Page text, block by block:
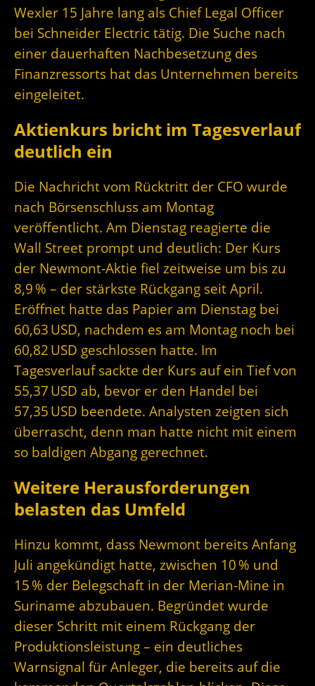
Wexler 15 Jahre lang als Chief Legal Officer
bei Schneider Electric tätig. Die Suche nach
einer dauerhaften Nachbesetzung des
Finanzressorts hat das Unternehmen bereits
eingeleitet.
Aktienkurs bricht im Tagesverlauf
deutlich ein
Die Nachricht vom Rücktritt der CFO wurde
nach Börsenschluss am Montag
veröffentlicht. Am Dienstag reagierte die
Wall Street prompt und deutlich: Der Kurs
der Newmont-Aktie fiel zeitweise um bis zu
8,9 % – der stärkste Rückgang seit April.
Eröffnet hatte das Papier am Dienstag bei
60,63 USD, nachdem es am Montag noch bei
60,82 USD geschlossen hatte. Im
Tagesverlauf sackte der Kurs auf ein Tief von
55,37 USD ab, bevor er den Handel bei
57,35 USD beendete. Analysten zeigten sich
überrascht, denn man hatte nicht mit einem
so baldigen Abgang gerechnet.
Weitere Herausforderungen
belasten das Umfeld
Hinzu kommt, dass Newmont bereits Anfang
Juli angekündigt hatte, zwischen 10 % und
15 % der Belegschaft in der Merian-Mine in
Suriname abzubauen. Begründet wurde
dieser Schritt mit einem Rückgang der
Produktionsleistung – ein deutliches
Warnsignal für Anleger, die bereits auf die